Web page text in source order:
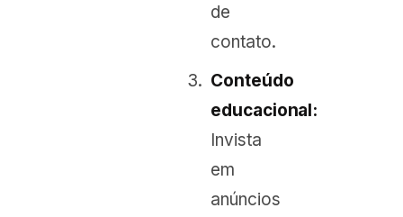
de
contato.
Conteúdo
educacional:
Invista
em
anúncios